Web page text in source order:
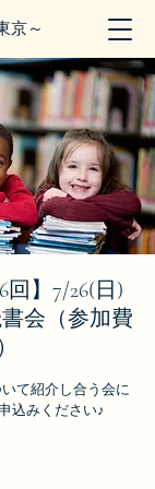
京～
】7/26(日)
会（参加費
て紹介し合う会に
込みください♪